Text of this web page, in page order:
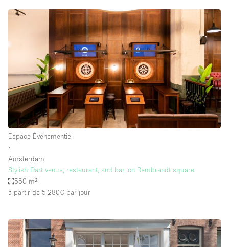
Espace Événementiel
∙
Amsterdam
Stylish Dart venue, restaurant, and bar, on Rembrandt square
550 m²
à partir de 5.280€ par jour